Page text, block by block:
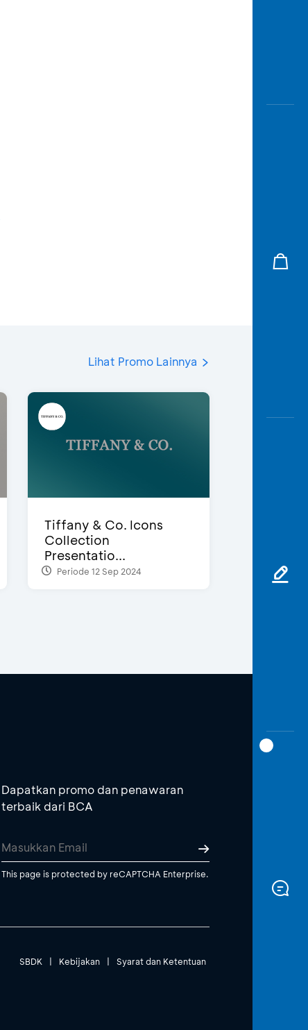
Lihat Promo Lainnya
Tiffany & Co. Icons
Collection
Presentatio...
Periode 12 Sep 2024
Dapatkan promo dan penawaran
terbaik dari BCA
This page is protected by reCAPTCHA Enterprise.
SBDK | Kebijakan | Syarat dan Ketentuan